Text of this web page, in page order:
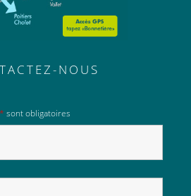
NOUS
* sont obligatoires